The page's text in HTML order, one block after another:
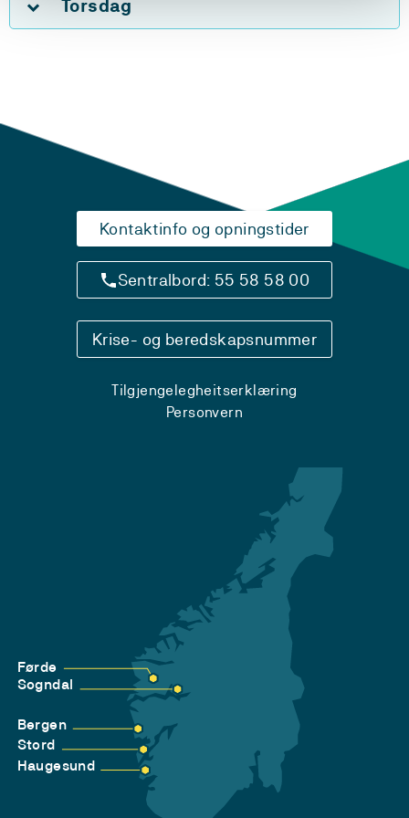
Torsdag
Kontaktinfo og opningstider
Sentralbord: 55 58 58 00
Krise- og beredskapsnummer
Tilgjengelegheitserklæring
Personvern
Førde
Sogndal
Bergen
Stord
Haugesund